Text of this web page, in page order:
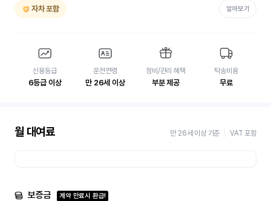
자차 포함 알아보기
신용등급
6등급 이상
운전연령
만 26세 이상
정비/관리 혜택
부분 제공
탁송비용
무료
월 대여료 만 26세 이상 기준 VAT 포함
보증금 계약 만료시 환급!